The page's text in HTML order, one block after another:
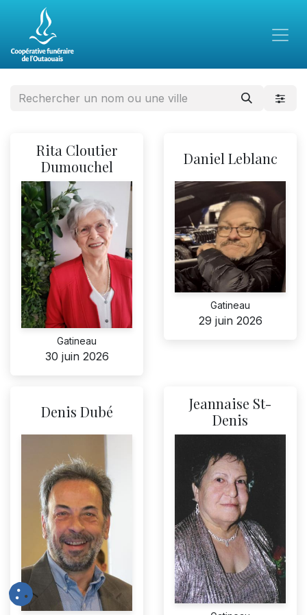
Rita Cloutier
Dumouchel
Gatineau
30 juin 2026
Daniel Leblanc
Gatineau
29 juin 2026
Denis Dubé
Jeannaise St-
Denis